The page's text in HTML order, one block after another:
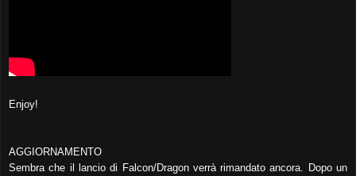
Enjoy!
AGGIORNAMENTO
Sembra che il lancio di Falcon/Dragon verrà rimandato ancora. Dopo un